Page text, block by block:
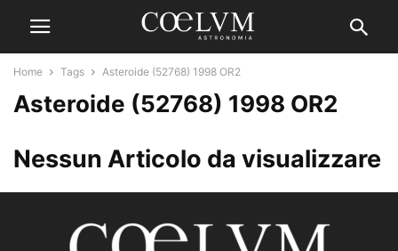
Home Tags Asteroide (52768) 1998 OR2
Asteroide (52768) 1998 OR2
Nessun Articolo da visualizzare